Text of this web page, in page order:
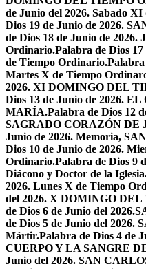
de Junio del 2026. Sabado
Dios 19 de Junio de 2026.
de Dios 18 de Junio de 2026.
Ordinario.Palabra de Dios
de Tiempo Ordinario.Palabra
Martes X de Tiempo
2026. XI DOMINGO DEL
Dios 13 de Junio de 2026.
MARÍA.Palabra de Dios 12
SAGRADO CORAZÓN DE
Junio de 2026. Memoria,
Dios 10 de Junio de 2026.
Ordinario.Palabra de Dios 9
Diácono y Doctor de la
2026. Lunes X de Tiempo
del 2026. X DOMINGO
de Dios 6 de Junio del
de Dios 5 de Junio del 2026.
Mártir.Palabra de Dios 4 de
CUERPO Y LA SANGRE
Junio del 2026. SAN